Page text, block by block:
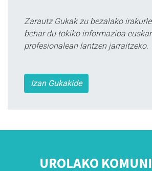
Zarautz Gukak zu bezalako
behar du tokiko informazioa
profesionalean lantzen jarraitzeko.
Izan Gukakide
UROLAKO